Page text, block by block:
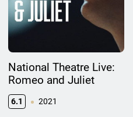
National Theatre Live:
Romeo and Juliet
6.1 2021